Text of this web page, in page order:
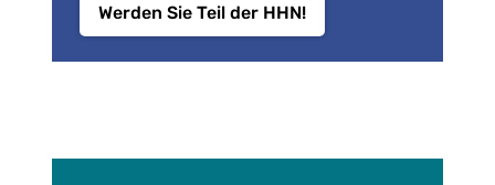
Werden Sie Teil der HHN!